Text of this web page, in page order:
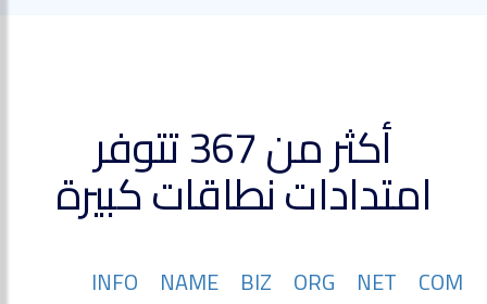
أكثر من 367 تتوفر
امتدادات نطاقات كبيرة
COM
NET
ORG
BIZ
NAME
INFO